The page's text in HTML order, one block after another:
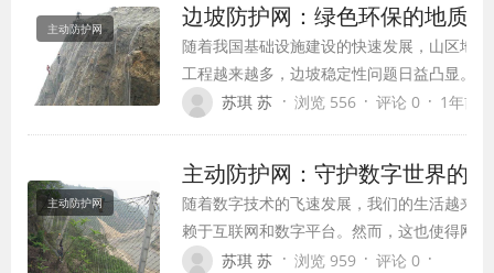
主动防护网 边坡防护网：绿色环保的地质
随着我国基础设施建设的快速发展，山区地
工程越来越多，边坡稳定性问题日益凸显。
往存在破坏生态环境、施工困难等问题。边
苏琪 苏 · 浏览 556 · 评论 0 · 1年前
主动防护网
主动防护网：守护数字世界的
随着数字技术的飞速发展，我们的生活越来
赖于互联网和数字平台。然而，这也使得网
全问题日益突出，各种网络攻击和威胁层出不
苏琪 苏 · 浏览 959 · 评论 0 ·